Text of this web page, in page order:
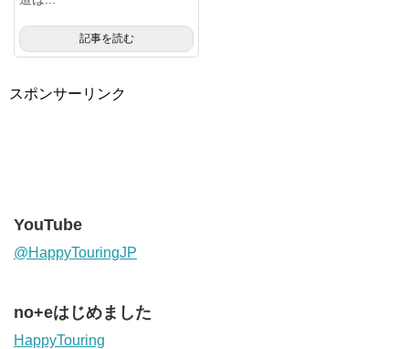
記事を読む
スポンサーリンク
YouTube
@HappyTouringJP
no+eはじめました
HappyTouring